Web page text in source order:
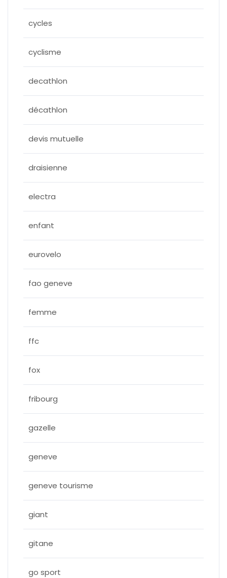
cycles
cyclisme
decathlon
décathlon
devis mutuelle
draisienne
electra
enfant
eurovelo
fao geneve
femme
ffc
fox
fribourg
gazelle
geneve
geneve tourisme
giant
gitane
go sport